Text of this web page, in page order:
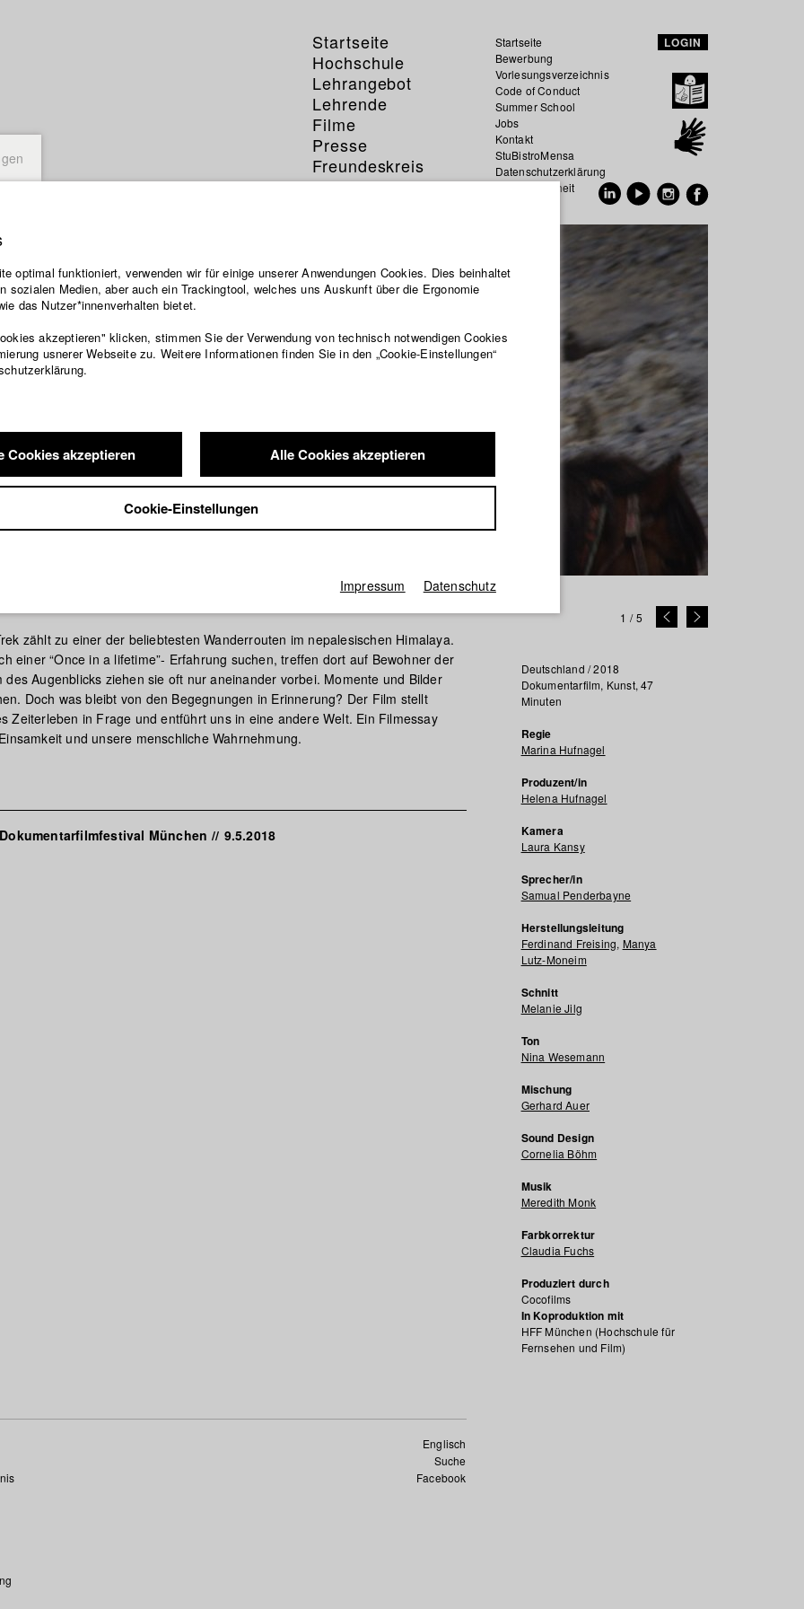
Startseite
Hochschule
Lehrangebot
Lehrende
Filme
Presse
Freundeskreis
Service
Startseite
Bewerbung
Vorlesungsverzeichnis
Code of Conduct
Summer School
Jobs
Kontakt
StuBistroMensa
Datenschutzerklärung
Datensicherheit
LOGIN
1 /5
zählt zu einer der beliebtesten Wanderrouten im nepalesischen Himalaya.
einer “Once in a lifetime”- Erfahrung suchen, treffen dort auf Bewohner der
des Augenblicks ziehen sie oft nur aneinander vorbei. Momente und Bilder
Doch was bleibt von den Begegnungen in Erinnerung? Der Film stellt
Zeiterleben in Frage und entführt uns in eine andere Welt. Ein Filmessay
und unsere menschliche Wahrnehmung.
München // 9.5.2018
Deutschland / 2018
Dokumentarfilm, Kunst, 47
Minuten
Regie
Marina Hufnagel
Produzent/in
Helena Hufnagel
Kamera
Laura Kansy
Sprecher/in
Samual Penderbayne
Herstellungsleitung
Ferdinand Freising, Manya
Lutz-Moneim
Schnitt
Melanie Jilg
Ton
Nina Wesemann
Mischung
Gerhard Auer
Sound Design
Cornelia Böhm
Musik
Meredith Monk
Farbkorrektur
Claudia Fuchs
Produziert durch
Cocofilms
In Koproduktion mit
HFF München (Hochschule für
Fernsehen und Film)
Englisch
Suche
Facebook
optimal funktioniert, verwenden wir für einige unserer Anwendungen Cookies. Dies beinhaltet
sozialen Medien, aber auch ein Trackingtool, welches uns Auskunft über die Ergonomie
das Nutzer*innenverhalten bietet.
akzeptieren" klicken, stimmen Sie der Verwendung von technisch notwendigen Cookies
usnerer Webseite zu. Weitere Informationen finden Sie in den „Cookie-Einstellungen“
Cookies akzeptieren Alle Cookies akzeptieren
Cookie-Einstellungen
Impressum Datenschutz